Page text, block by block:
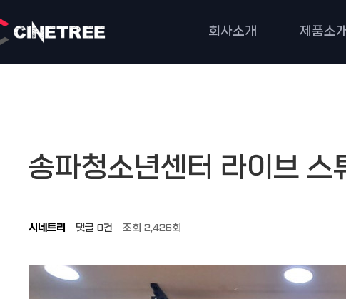
회사소개 제품소개
송파청소년센터 라이브 스
작성자
시네트리
댓글
댓글 0건
조회
조회 2,426회
작성일